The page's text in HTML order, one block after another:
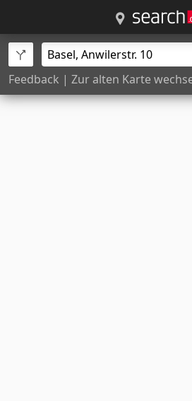
Feedback | Zur alten Karte